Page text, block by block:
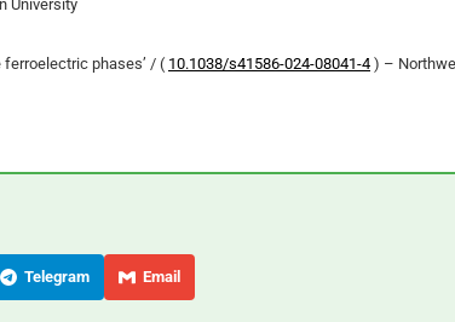
University
phases’ / ( 10.1038/s41586-024-08041-4 ) –
Telegram Email